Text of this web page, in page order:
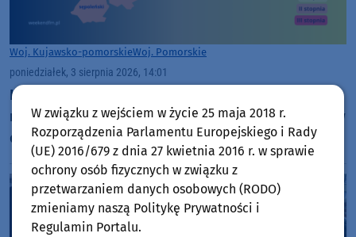
Woj. Kujawsko-pomorskieWoj. Pomorskie
poniedziałek, 3 sierpnia 2026, 14:01
IMGW ostrzega przed upałem. Temperatury w
naszym regionie mogą sięgać 33 stopni Celsjusza w
dzień i 21 stopni w nocy
W związku z wejściem w życie 25 maja 2018 r.
Rozporządzenia Parlamentu Europejskiego i Rady
(UE) 2016/679 z dnia 27 kwietnia 2016 r. w sprawie
ochrony osób fizycznych w związku z
przetwarzaniem danych osobowych (RODO)
zmieniamy naszą Politykę Prywatności i
Regulamin Portalu.